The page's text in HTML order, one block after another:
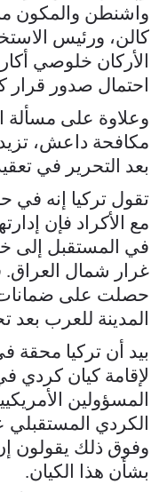
واشنطن والمكون
كالن، ورئيس
الأركان خلوصي
احتمال صدور قرار
وعلاوة على مسألة
مكافحة داعش،
بعد التحرير في
تقول تركيا إنه في
مع الأكراد فإن
في المستقبل إلى
غرار شمال العراق.
حصلت على ضمانات
المدينة للعرب بعد
بيد أن تركيا محقة
لإقامة كيان كردي
المسؤولين
وفوق ذلك يقولون
بشأن هذا الكيان.